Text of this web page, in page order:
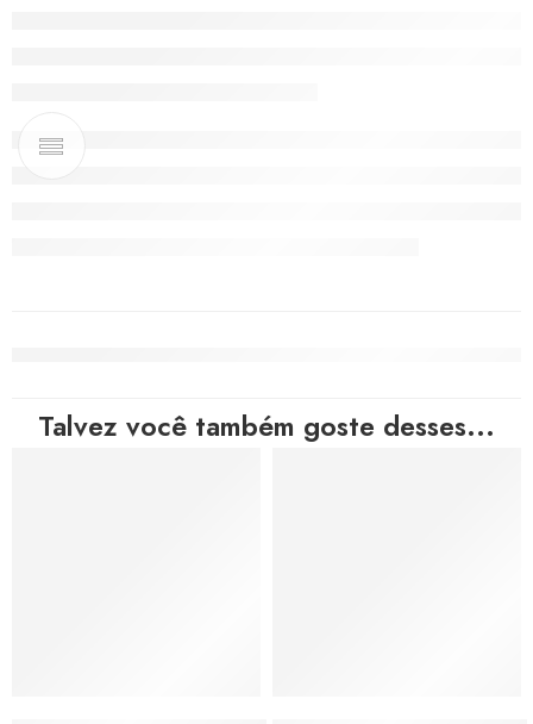
Talvez você também goste desses...